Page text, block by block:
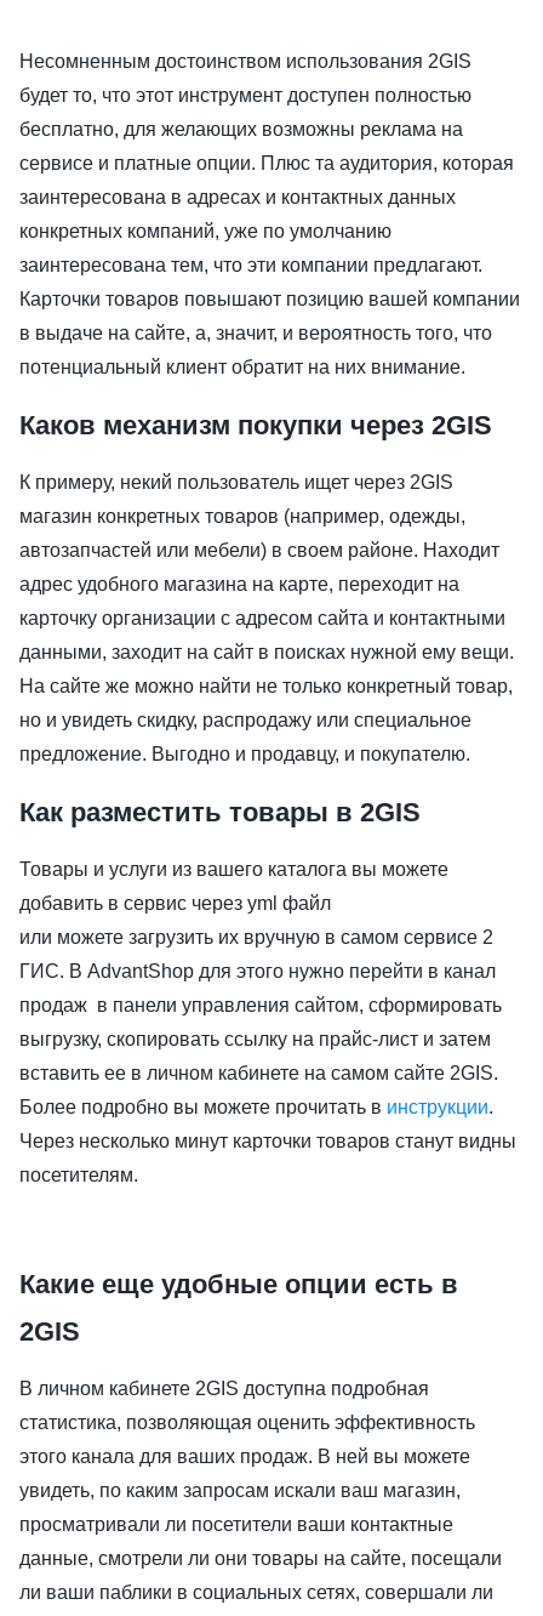
Несомненным достоинством использования 2GIS
будет то, что этот инструмент доступен полностью
бесплатно, для желающих возможны реклама на
сервисе и платные опции. Плюс та аудитория, которая
заинтересована в адресах и контактных данных
конкретных компаний, уже по умолчанию
заинтересована тем, что эти компании предлагают.
Карточки товаров повышают позицию вашей компании
в выдаче на сайте, а, значит, и вероятность того, что
потенциальный клиент обратит на них внимание.
Каков механизм покупки через 2GIS
К примеру, некий пользователь ищет через 2GIS
магазин конкретных товаров (например, одежды,
автозапчастей или мебели) в своем районе. Находит
адрес удобного магазина на карте, переходит на
карточку организации с адресом сайта и контактными
данными, заходит на сайт в поисках нужной ему вещи.
На сайте же можно найти не только конкретный товар,
но и увидеть скидку, распродажу или специальное
предложение. Выгодно и продавцу, и покупателю.
Как разместить товары в 2GIS
Товары и услуги из вашего каталога вы можете
добавить в сервис через yml файл
или можете загрузить их вручную в самом сервисе 2
ГИС. В AdvantShop для этого нужно перейти в канал
продаж в панели управления сайтом, сформировать
выгрузку, скопировать ссылку на прайс-лист и затем
вставить ее в личном кабинете на самом сайте 2GIS.
Более подробно вы можете прочитать в инструкции.
Через несколько минут карточки товаров станут видны
посетителям.
Какие еще удобные опции есть в
2GIS
В личном кабинете 2GIS доступна подробная
статистика, позволяющая оценить эффективность
этого канала для ваших продаж. В ней вы можете
увидеть, по каким запросам искали ваш магазин,
просматривали ли посетители ваши контактные
данные, смотрели ли они товары на сайте, посещали
ли ваши паблики в социальных сетях, совершали ли